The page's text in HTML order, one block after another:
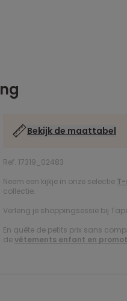
Bekijk de maattabel
Ref. 17319_02483
Neem een kijkje in onze selectie
collectie.
Verleng je shoppingsessie bij
En quête de petits prix sans
devêtements enfant en